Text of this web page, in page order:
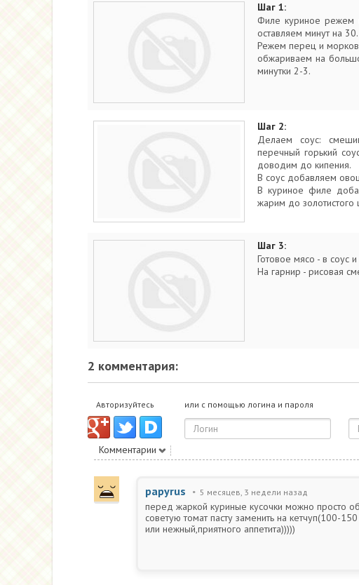
Шаг 1:
Филе куриное режем
оставляем минут на 30.
Режем перец и
обжариваем на
минутки 2-3.
Шаг 2:
Делаем соус:
перечный горький
доводим до кипения.
В соус добавляем
В куриное филе
жарим до золотистого
Шаг 3:
Готовое мясо - в соус
На гарнир - рисовая
2 комментария:
Авторизуйтесь или с помощью логина и пароля
Комментарии
papyrus 5 месяцев, 3 недели назад
перед жаркой куриные кусочки можно просто
советую томат пасту заменить на кетчуп(100-
или нежный,приятного аппетита)))))